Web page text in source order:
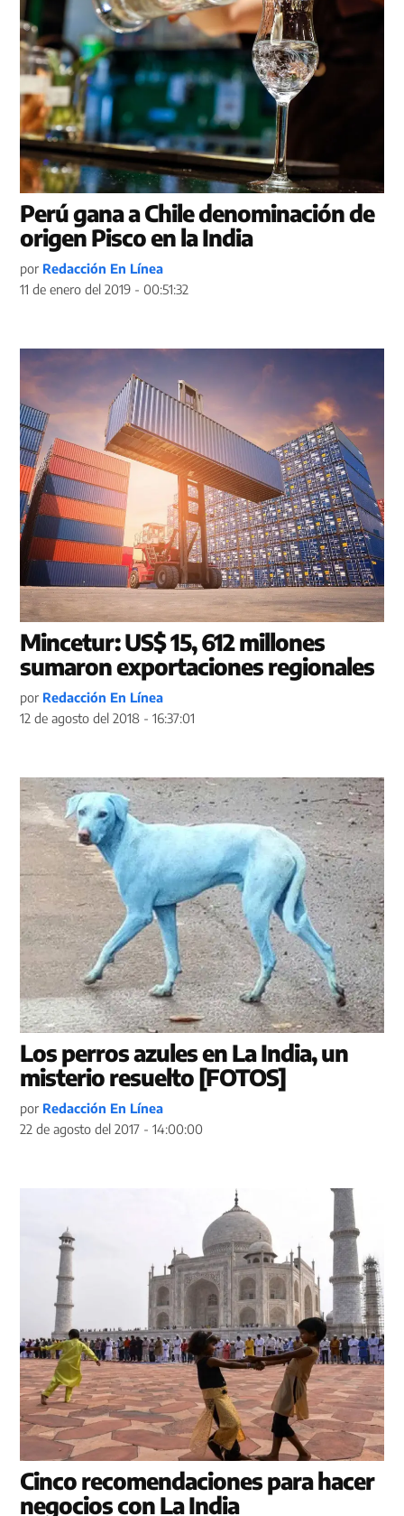
Perú gana a Chile denominación de
origen Pisco en la India
por Redacción En Línea
11 de enero del 2019 - 00:51:32
Mincetur: US$ 15, 612 millones
sumaron exportaciones regionales
por Redacción En Línea
12 de agosto del 2018 - 16:37:01
Los perros azules en La India, un
misterio resuelto [FOTOS]
por Redacción En Línea
22 de agosto del 2017 - 14:00:00
Cinco recomendaciones para hacer
negocios con La India